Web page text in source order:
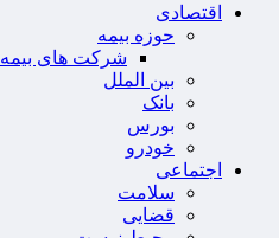
اقتصادی
حوزه بیمه
شرکت های بیمه
بین الملل
بانک
بورس
خودرو
اجتماعی
سلامت
قضایی